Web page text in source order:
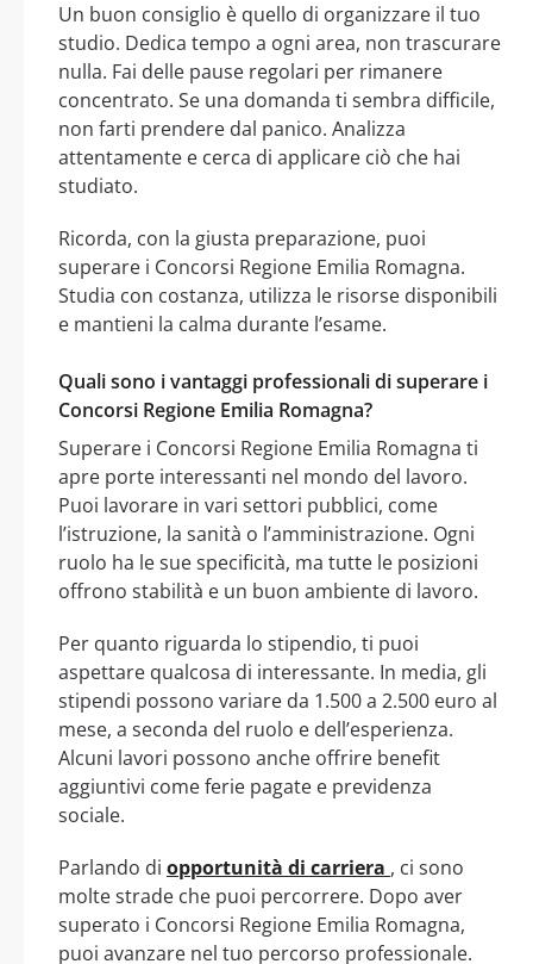
Un buon consiglio è quello di organizzare il tuo
studio. Dedica tempo a ogni area, non trascurare
nulla. Fai delle pause regolari per rimanere
concentrato. Se una domanda ti sembra difficile,
non farti prendere dal panico. Analizza
attentamente e cerca di applicare ciò che hai
studiato.
Ricorda, con la giusta preparazione, puoi
superare i Concorsi Regione Emilia Romagna.
Studia con costanza, utilizza le risorse disponibili
e mantieni la calma durante l’esame.
Quali sono i vantaggi professionali di superare i
Concorsi Regione Emilia Romagna?
Superare i Concorsi Regione Emilia Romagna ti
apre porte interessanti nel mondo del lavoro.
Puoi lavorare in vari settori pubblici, come
l’istruzione, la sanità o l’amministrazione. Ogni
ruolo ha le sue specificità, ma tutte le posizioni
offrono stabilità e un buon ambiente di lavoro.
Per quanto riguarda lo stipendio, ti puoi
aspettare qualcosa di interessante. In media, gli
stipendi possono variare da 1.500 a 2.500 euro al
mese, a seconda del ruolo e dell’esperienza.
Alcuni lavori possono anche offrire benefit
aggiuntivi come ferie pagate e previdenza
sociale.
Parlando di opportunità di carriera , ci sono
molte strade che puoi percorrere. Dopo aver
superato i Concorsi Regione Emilia Romagna,
puoi avanzare nel tuo percorso professionale.